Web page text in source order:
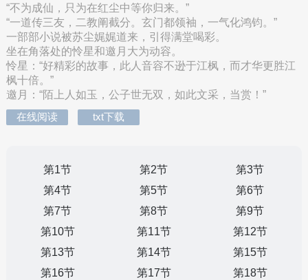
“不为成仙，只为在红尘中等你归来。”
“一道传三友，二教阐截分。玄门都领袖，一气化鸿钧。”
一部部小说被苏尘娓娓道来，引得满堂喝彩。
坐在角落处的怜星和邀月大为动容。
怜星：“好精彩的故事，此人音容不逊于江枫，而才华更胜江
枫十倍。”
邀月：“陌上人如玉，公子世无双，如此文采，当赏！”
在线阅读
txt下载
第1节 第2节
第3节
第4节
第5节
第6节
第7节
第8节
第9节
第10节
第11节
第12节
第13节
第14节
第15节
第16节
第17节
第18节